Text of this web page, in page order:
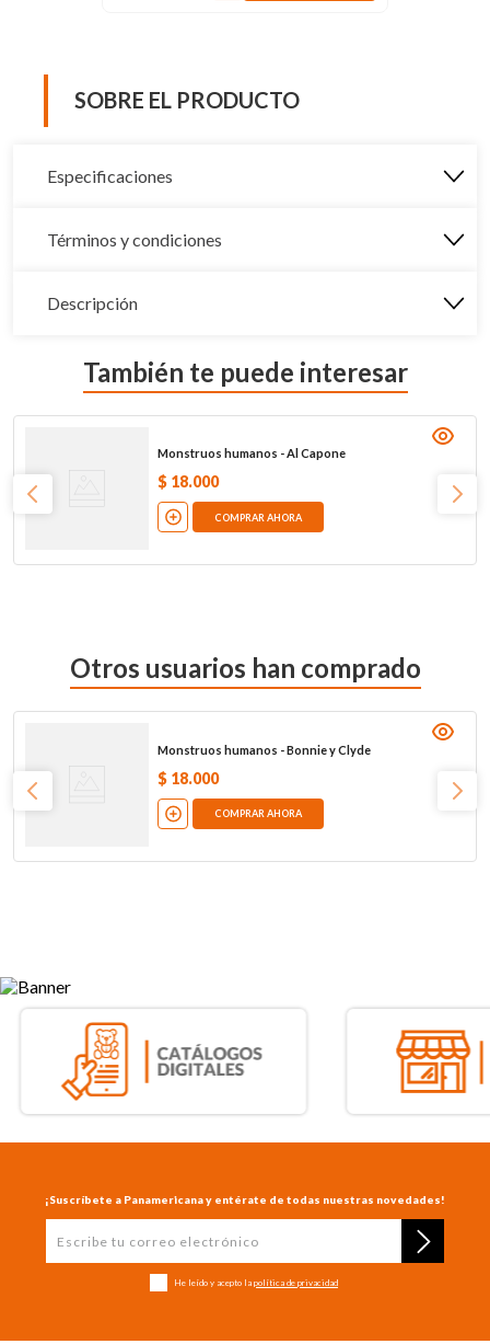
SOBRE EL PRODUCTO
Especificaciones
Términos y condiciones
Descripción
También te puede interesar
Monstruos humanos - Al Capone
$ 18.000
COMPRAR AHORA
Otros usuarios han comprado
Monstruos humanos - Bonnie y Clyde
$ 18.000
COMPRAR AHORA
¡Suscríbete a Panamericana y entérate de todas nuestras novedades!
He leído y acepto la política de privacidad